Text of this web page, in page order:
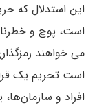
این استدلال که
است، پوچ و
می خواهند
است تحریم یک
افراد و